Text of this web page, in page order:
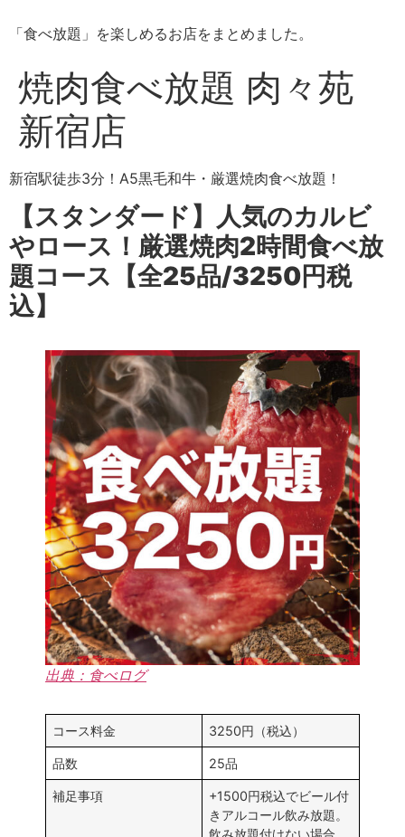
「食べ放題」を楽しめるお店をまとめました。
焼肉食べ放題 肉々苑
新宿店
新宿駅徒歩3分！A5黒毛和牛・厳選焼肉食べ放題！
【スタンダード】人気のカルビ
やロース！厳選焼肉2時間食べ放
題コース【全25品/3250円税
込】
出典：食べログ
コース料金 3250円（税込）
品数 25品
補足事項
+1500円税込でビール付
きアルコール飲み放題。
飲み放題付けない場合、